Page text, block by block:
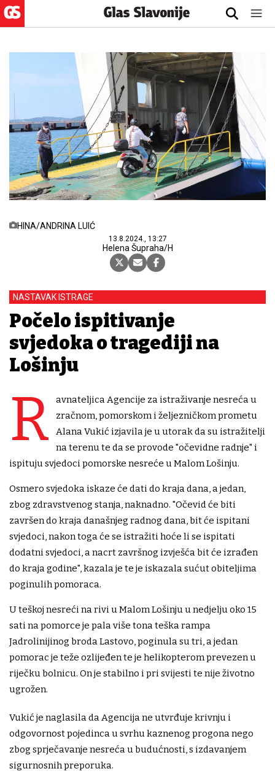
HINA/ANDRINA LUIĆ
13.8.2024., 13:27
Helena Šupraha/H
NASTAVAK ISTRAGE
Počelo ispitivanje
svjedoka o tragediji na
Lošinju
R
avnateljica Agencije za istraživanje nesreća u
zračnom, pomorskom i željezničkom prometu
Alana Vukić izjavila je u utorak da su istražitelji
na terenu te da se provode "očevidne radnje" i
ispituju svjedoci pomorske nesreće u Malom Lošinju.
Osmero svjedoka iskaze će dati do kraja dana, a jedan,
zbog zdravstvenog stanja, naknadno. "Očevid će biti
završen do kraja današnjeg radnog dana, bit će ispitani
svjedoci, nakon toga će se istražiti hoće li se ispitati
dodatni svjedoci, a nacrt završnog izvješća bit će izrađen
do kraja godine", kazala je te je iskazala sućut obiteljima
poginulih pomoraca.
U teškoj nesreći na rivi u Malom Lošinju u nedjelju oko 15
sati na pomorce je pala više tona teška rampa
Jadrolinijinog broda Lastovo, poginula su tri, a jedan
pomorac je teže ozlijeđen te je helikopterom prevezen u
riječku bolnicu. On je stabilno i pri svijesti te nije životno
ugrožen.
Vukić je naglasila da Agencija ne utvrđuje krivnju i
odgovornost pojedinca u svrhu kaznenog progona nego
zbog sprječavanje nesreća u budućnosti, s izdavanjem
sigurnosnih preporuka.